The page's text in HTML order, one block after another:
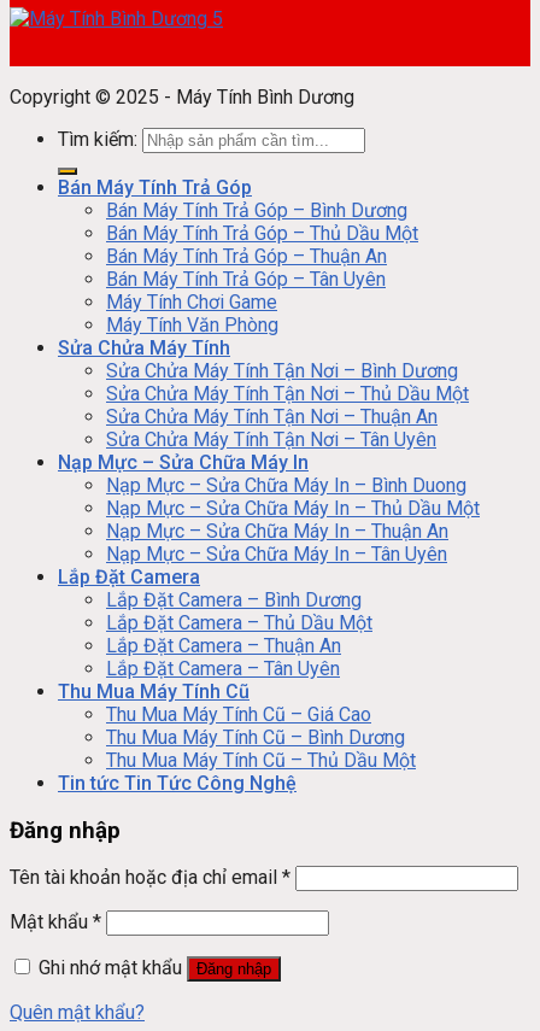
Copyright © 2025 - Máy Tính Bình Dương
Tìm kiếm:
Bán Máy Tính Trả Góp
Bán Máy Tính Trả Góp – Bình Dương
Bán Máy Tính Trả Góp – Thủ Dầu Một
Bán Máy Tính Trả Góp – Thuận An
Bán Máy Tính Trả Góp – Tân Uyên
Máy Tính Chơi Game
Máy Tính Văn Phòng
Sửa Chửa Máy Tính
Sửa Chửa Máy Tính Tận Nơi – Bình Dương
Sửa Chửa Máy Tính Tận Nơi – Thủ Dầu Một
Sửa Chửa Máy Tính Tận Nơi – Thuận An
Sửa Chửa Máy Tính Tận Nơi – Tân Uyên
Nạp Mực – Sửa Chữa Máy In
Nạp Mực – Sửa Chữa Máy In – Bình Duong
Nạp Mực – Sửa Chữa Máy In – Thủ Dầu Một
Nạp Mực – Sửa Chữa Máy In – Thuận An
Nạp Mực – Sửa Chữa Máy In – Tân Uyên
Lắp Đặt Camera
Lắp Đặt Camera – Bình Dương
Lắp Đặt Camera – Thủ Dầu Một
Lắp Đặt Camera – Thuận An
Lắp Đặt Camera – Tân Uyên
Thu Mua Máy Tính Cũ
Thu Mua Máy Tính Cũ – Giá Cao
Thu Mua Máy Tính Cũ – Bình Dương
Thu Mua Máy Tính Cũ – Thủ Dầu Một
Tin tức Tin Tức Công Nghệ
Đăng nhập
Tên tài khoản hoặc địa chỉ email *
Mật khẩu *
Ghi nhớ mật khẩu
Đăng nhập
Quên mật khẩu?